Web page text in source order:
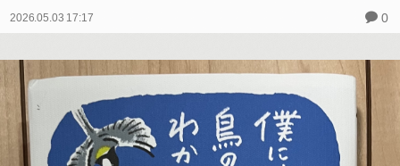
2026.05.03 17:17 0